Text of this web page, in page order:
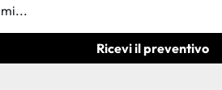
mi...
Ricevi il preventivo